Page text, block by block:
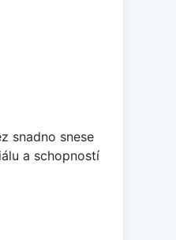
snadno snese
a schopností